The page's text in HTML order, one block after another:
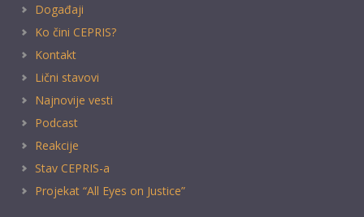
Događaji
Ko čini CEPRIS?
Kontakt
Lični stavovi
Najnovije vesti
Podcast
Reakcije
Stav CEPRIS-a
Projekat “All Eyes on Justice”